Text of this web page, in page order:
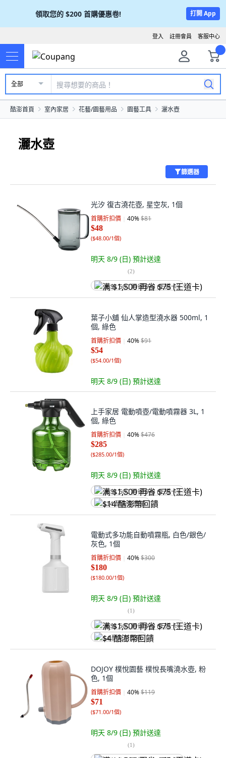
領取您的 $200 首購優惠卷! 打開 App
客服中心
註冊會員
登入
全部
酷澎首頁 室內家居 花藝/園藝用品 園藝工具 灑水壺
灑水壺
篩選器
光汐 復古澆花壺, 星空灰, 1個
首購折扣價 40%$81
$48
($48.00/1個)
明天 8/9 (日) 預計送達
(2)
满 $1,500 再省 $75 (王道卡)
葉子小舖 仙人掌造型澆水器 500ml, 1
個, 綠色
首購折扣價 40%$91
$54
($54.00/1個)
明天 8/9 (日) 預計送達
上手家居 電動噴壺/電動噴霧器 3L, 1
個, 綠色
首購折扣價 40%$476
$285
($285.00/1個)
明天 8/9 (日) 預計送達
满 $1,500 再省 $75 (王道卡)
$14 酷澎幣回饋
電動式多功能自動噴霧瓶, 白色/銀色/
灰色, 1個
首購折扣價 40%$300
$180
($180.00/1個)
明天 8/9 (日) 預計送達
(1)
满 $1,500 再省 $75 (王道卡)
$4 酷澎幣回饋
DOJOY 樸悅園藝 樸悅長嘴澆水壺, 粉
色, 1個
首購折扣價 40%$119
$71
($71.00/1個)
明天 8/9 (日) 預計送達
(1)